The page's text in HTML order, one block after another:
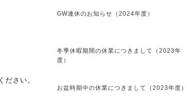
ださい。
GW連休のお知らせ（2024年度）
冬季休暇期間の休業につきまして（2023年
度）
お盆時期中の休業につきまして（2023年度）